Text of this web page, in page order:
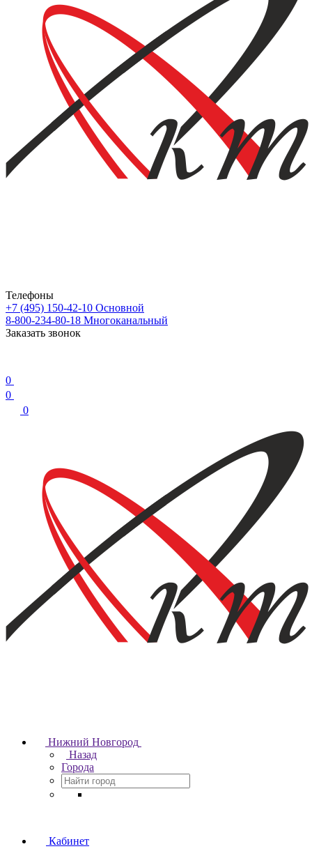
Телефоны
+7 (495) 150-42-10 Основной
8-800-234-80-18 Многоканальный
Заказать звонок
0
0
0
Нижний Новгород
Назад
Города
Кабинет